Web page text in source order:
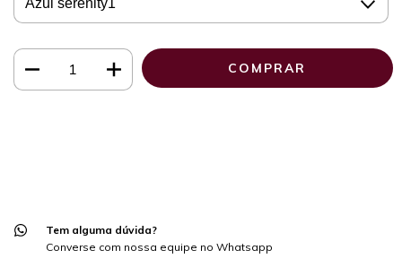
Tem alguma dúvida?
Converse com nossa equipe no Whatsapp